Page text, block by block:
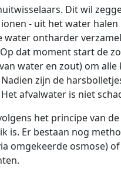
Dit wil
ionen - uit het water
ontharder
dat moment start de
water en zout) om
zijn de
afvalwater is niet
het principe van
is. Er bestaan nog
omgekeerde osmose)